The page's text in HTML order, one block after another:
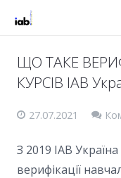
ЩО ТАКЕ
КУРСІВ IAB
27.07.2021
З 2019 IAB Україна
верифікації